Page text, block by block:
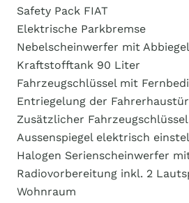
Safety Pack FIAT
Elektrische Parkbremse
Nebelscheinwerfer mit
Kraftstofftank 90 Liter
Fahrzeugschlüssel mit
Entriegelung der
Zusätzlicher
Aussenspiegel elektrisch
Halogen Serienscheinwerfer
Radiovorbereitung inkl. 2
Wohnraum